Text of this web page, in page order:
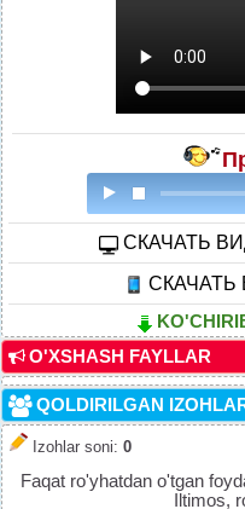
CКАЧАТЬ
СКАЧАТЬ
O'XSHASH FAYLLAR
QOLDIRILGAN
Izohlar soni: 0
Faqat ro'yhatdan o'tgan
Iltimos,